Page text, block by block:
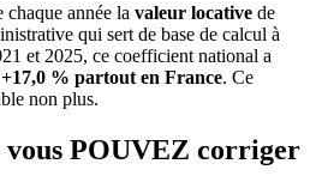
année la valeur locative de
qui sert de base de calcul à
et 2025, ce coefficient national a
+17,0 % partout en France. Ce
non plus.
POUVEZ corriger